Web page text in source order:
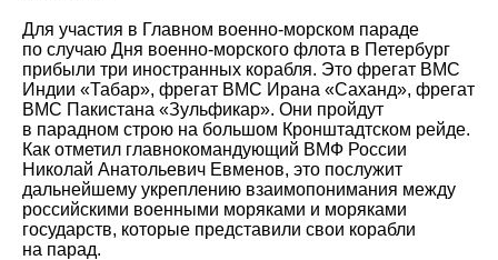
Для участия в Главном военно-морском параде
по случаю Дня военно-морского флота в Петербург
прибыли три иностранных корабля. Это фрегат ВМС
Индии «Табар», фрегат ВМС Ирана «Саханд», фрегат
ВМС Пакистана «Зульфикар». Они пройдут
в парадном строю на большом Кронштадтском рейде.
Как отметил главнокомандующий ВМФ России
Николай Анатольевич Евменов, это послужит
дальнейшему укреплению взаимопонимания между
российскими военными моряками и моряками
государств, которые представили свои корабли
на парад.